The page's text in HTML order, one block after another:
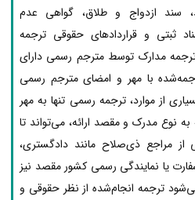
سند ازدواج و طلاق، گواهی عدم
ثبتی و قراردادهای حقوقی ترجمه
ترجمه مدارک توسط مترجم رسمی دارای
با مهر و امضای مترجم رسمی
از موارد، ترجمه رسمی تنها به مهر
نوع مدرک و مقصد ارائه، می‌تواند تا
از مراجع ذی‌صلاح مانند دادگستری،
یا نمایندگی رسمی کشور مقصد نیز
ترجمه انجام‌شده از نظر حقوقی و